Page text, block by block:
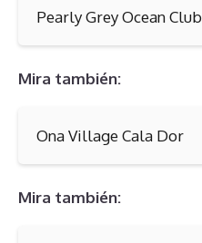
Pearly Grey Ocean Club
Mira también:
Ona Village Cala Dor
Mira también: